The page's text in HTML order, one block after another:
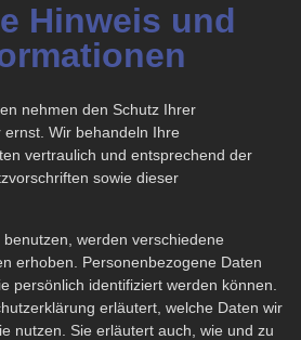
Hinweis und
nehmen den Schutz Ihrer
Wir behandeln Ihre
vertraulich und entsprechend der
sowie dieser
werden verschiedene
erhoben. Personenbezogene Daten
persönlich identifiziert werden können.
erläutert, welche Daten wir
nutzen. Sie erläutert auch, wie und zu